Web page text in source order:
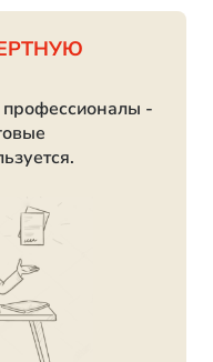
профессионалы -